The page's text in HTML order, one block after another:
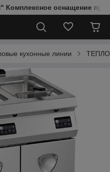
оснащение
кухонные линии